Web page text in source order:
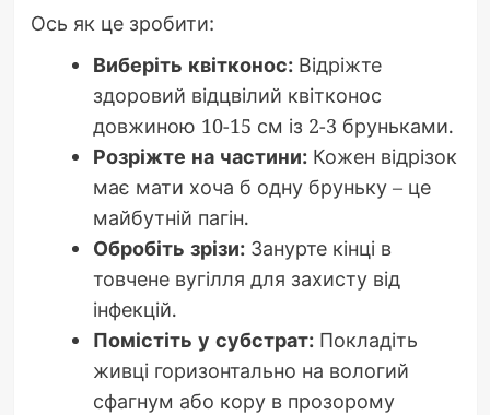
Ось як це зробити:
Виберіть квітконос:Відріжте
здоровий відцвілий квітконос
довжиною 10-15 см із 2-3 бруньками.
Розріжте на частини:Кожен відрізок
має мати хоча б одну бруньку – це
майбутній пагін.
Обробіть зрізи:Занурте кінці в
товчене вугілля для захисту від
інфекцій.
Помістіть у субстрат:Покладіть
живці горизонтально на вологий
сфагнум або кору в прозорому